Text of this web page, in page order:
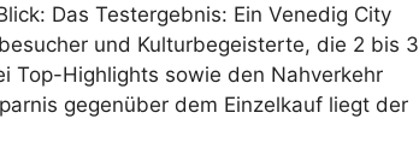
Das Testergebnis: Ein Venedig City
und Kulturbegeisterte, die 2 bis 3
Top-Highlights sowie den Nahverkehr
gegenüber dem Einzelkauf liegt der